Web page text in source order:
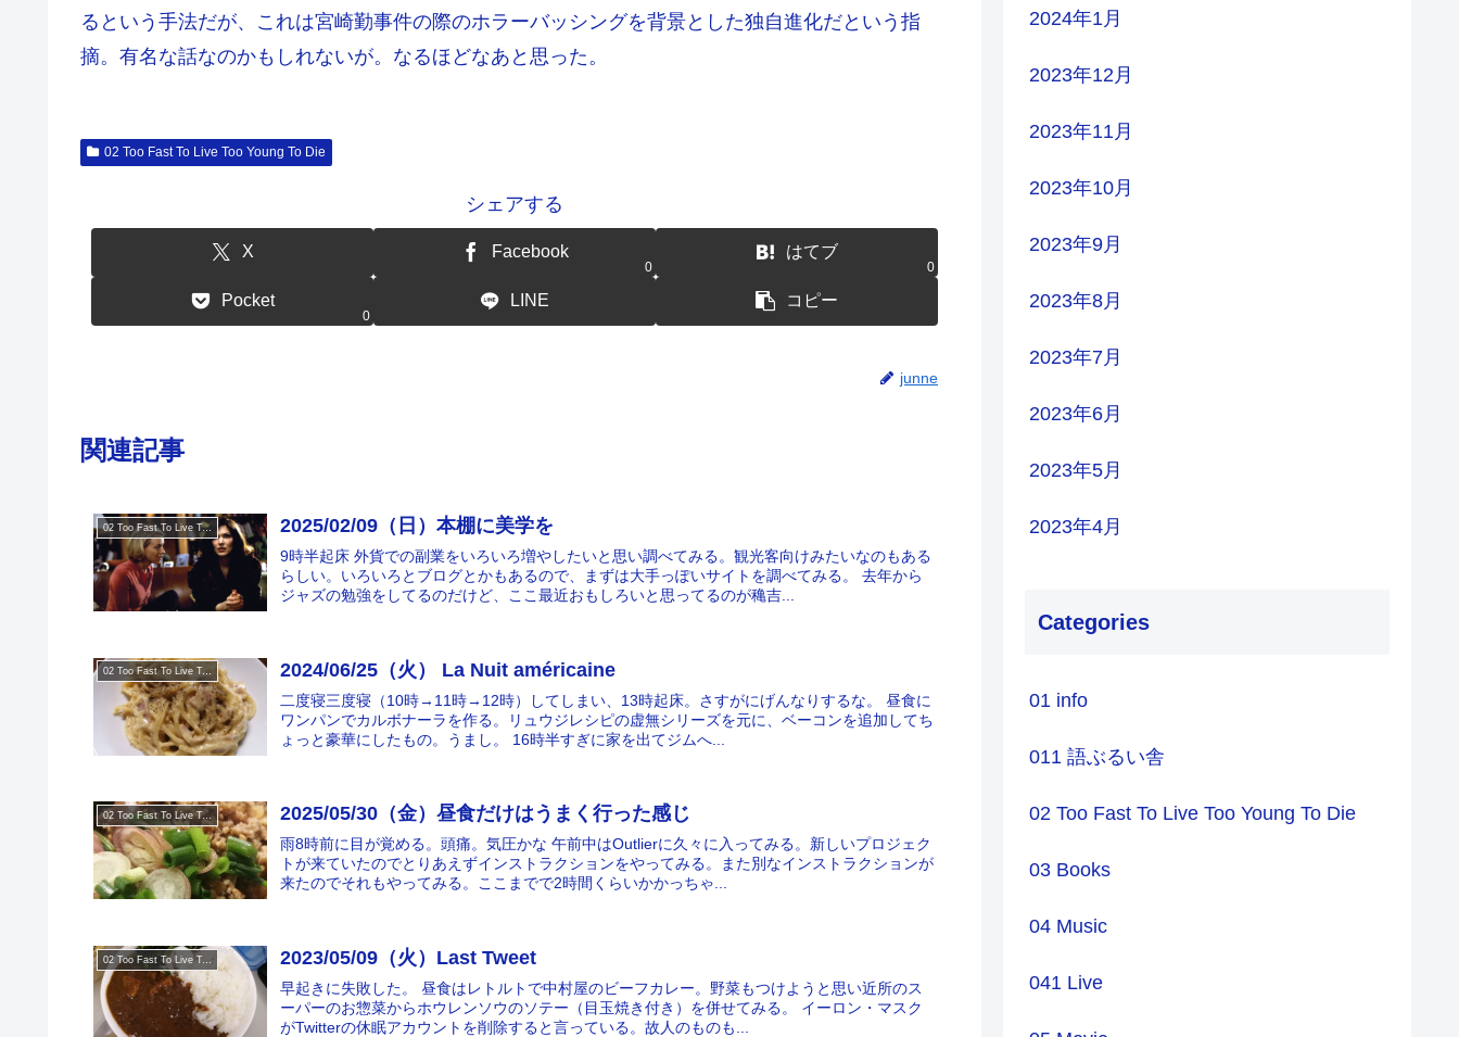
るという手法だが、これは宮崎勤事件の際のホラーバッシングを背景とした独自進化だという指
摘。有名な話なのかもしれないが。なるほどなあと思った。
02 Too Fast To Live Too Young To Die
シェアする
X Facebook
0
はてブ
0
Pocket
0
LINE コピー
junne
関連記事
02 Too Fast To Live Too Young To Die 2025/02/09（日）本棚に美学を
9時半起床 外貨での副業をいろいろ増やしたいと思い調べてみる。観光客向けみたいなのもある
らしい。いろいろとブログとかもあるので、まずは大手っぽいサイトを調べてみる。 去年から
ジャズの勉強をしてるのだけど、ここ最近おもしろいと思ってるのが穐吉...
02 Too Fast To Live Too Young To Die 2024/06/25（火） La Nuit américaine
二度寝三度寝（10時→11時→12時）してしまい、13時起床。さすがにげんなりするな。 昼食に
ワンパンでカルボナーラを作る。リュウジレシピの虚無シリーズを元に、ベーコンを追加してち
ょっと豪華にしたもの。うまし。 16時半すぎに家を出てジムへ...
02 Too Fast To Live Too Young To Die 2025/05/30（金）昼食だけはうまく行った感じ
雨8時前に目が覚める。頭痛。気圧かな 午前中はOutlierに久々に入ってみる。新しいプロジェク
トが来ていたのでとりあえずインストラクションをやってみる。また別なインストラクションが
来たのでそれもやってみる。ここまでで2時間くらいかかっちゃ...
02 Too Fast To Live Too Young To Die 2023/05/09（火）Last Tweet
早起きに失敗した。 昼食はレトルトで中村屋のビーフカレー。野菜もつけようと思い近所のス
ーパーのお惣菜からホウレンソウのソテー（目玉焼き付き）を併せてみる。 イーロン・マスク
がTwitterの休眠アカウントを削除すると言っている。故人のものも...
2024年1月
2023年12月
2023年11月
2023年10月
2023年9月
2023年8月
2023年7月
2023年6月
2023年5月
2023年4月
Categories
01 info
011 語ぶるい舎
02 Too Fast To Live Too Young To Die
03 Books
04 Music
041 Live